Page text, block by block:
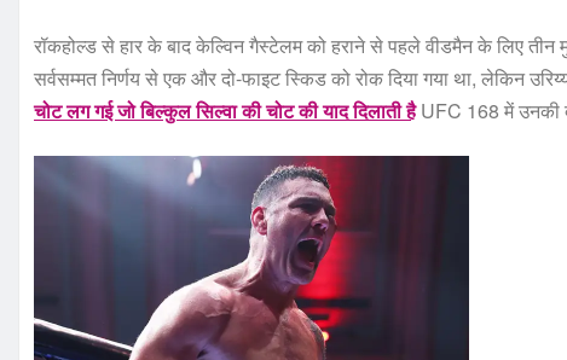
रॉकहोल्ड से हार के बाद केल्विन गैस्टेलम को हराने से पहले वीडमैन के लिए
सर्वसम्मत निर्णय से एक और दो-फाइट स्किड को रोक दिया गया था, लेकिन
चोट लग गई जो बिल्कुल सिल्वा की चोट की याद दिलाती हैUFC 168 में उनकी